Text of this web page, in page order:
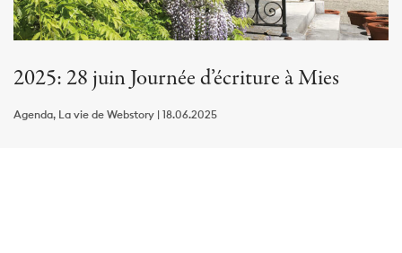
2025: 28 juin Journée d’écriture à Mies
Agenda, La vie de Webstory | 18.06.2025